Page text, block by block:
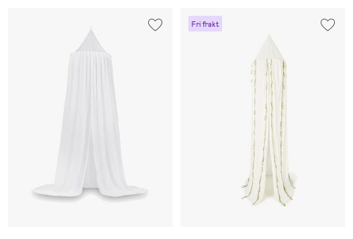
Fri frakt